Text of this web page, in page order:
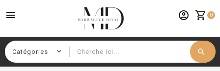
menu shopping_cart 0
account_circle
search